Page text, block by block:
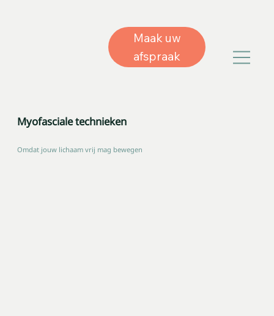
Maak uw
afspraak
Myofasciale technieken
Omdat jouw lichaam vrij mag bewegen